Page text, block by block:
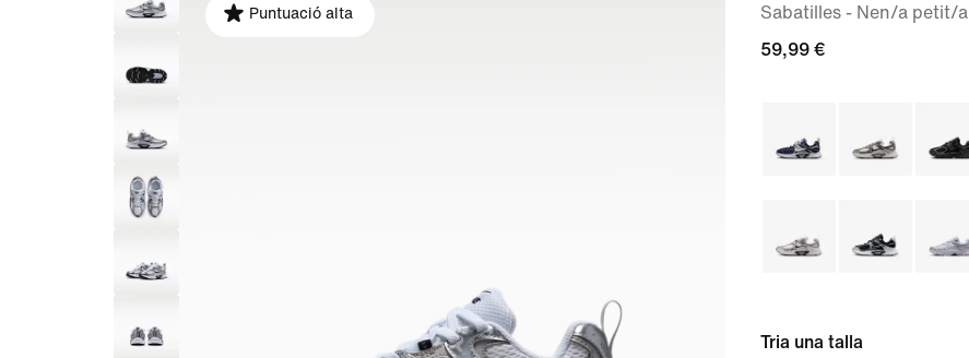
Puntuació alta
Sabatilles - Nen/a petit/a
59,99 €
Tria una talla